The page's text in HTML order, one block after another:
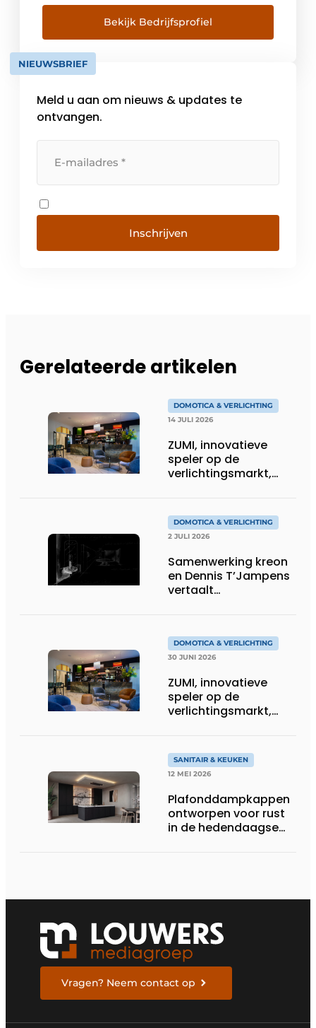
bedrijf. De ontwikkeling en productie
gebeuren in Kuurne, West-Vlaanderen.
Vandaag werken er bij Novy zo’n
driehonderd mensen en is het bedrijf
marktleider op vlak van dampkappen in
Bekijk Bedrijfsprofiel
NIEUWSBRIEF
Meld u aan om nieuws & updates te
ontvangen.
Inschrijven
Gerelateerde artikelen
DOMOTICA & VERLICHTING
14 JULI 2026
ZUMI, innovatieve
speler op de
verlichtingsmarkt,
DOMOTICA & VERLICHTING
2 JULI 2026
Samenwerking kreon
en Dennis T’Jampens
vertaalt
sfeervolle verlichting
DOMOTICA & VERLICHTING
30 JUNI 2026
ZUMI, innovatieve
speler op de
verlichtingsmarkt,
SANITAIR & KEUKEN
12 MEI 2026
Plafonddampkappen
ontworpen voor rust
in de hedendaagse
Vragen? Neem contact op